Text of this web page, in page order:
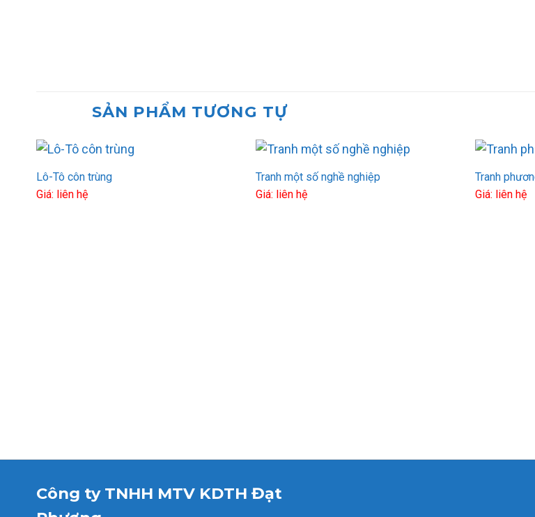
SẢN PHẨM TƯƠNG TỰ
Lô-Tô côn trùng
Giá: liên hệ
Tranh một số nghề nghiệp
Giá: liên hệ
Tranh
Giá: liên hệ
Công ty TNHH MTV KDTH Đạt